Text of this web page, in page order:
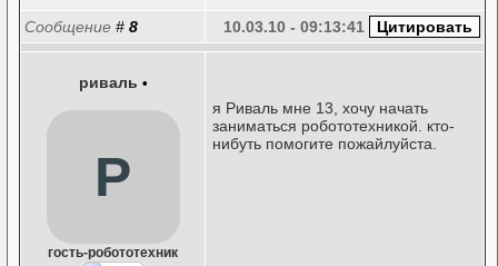
Сообщение # 8 10.03.10 - 09:13:41
риваль •
Р
гость-робототехник
я Риваль мне 13, хочу начать
заниматься робототехникой. кто-
нибуть помогите пожайлуйста.